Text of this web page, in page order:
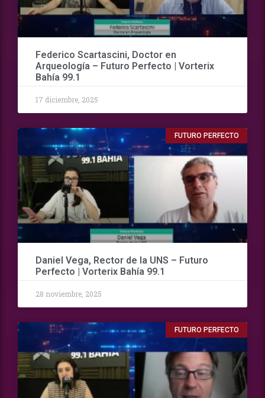
Federico Scartascini, Doctor en
Arqueología – Futuro Perfecto | Vorterix
Bahía 99.1
17 diciembre, 2025
FUTURO PERFECTO
Daniel Vega, Rector de la UNS – Futuro
Perfecto | Vorterix Bahía 99.1
28 noviembre, 2025
FUTURO PERFECTO